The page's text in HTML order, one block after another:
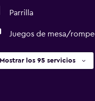
Parrilla
Juegos de mesa/
Mostrar los 95 servicios